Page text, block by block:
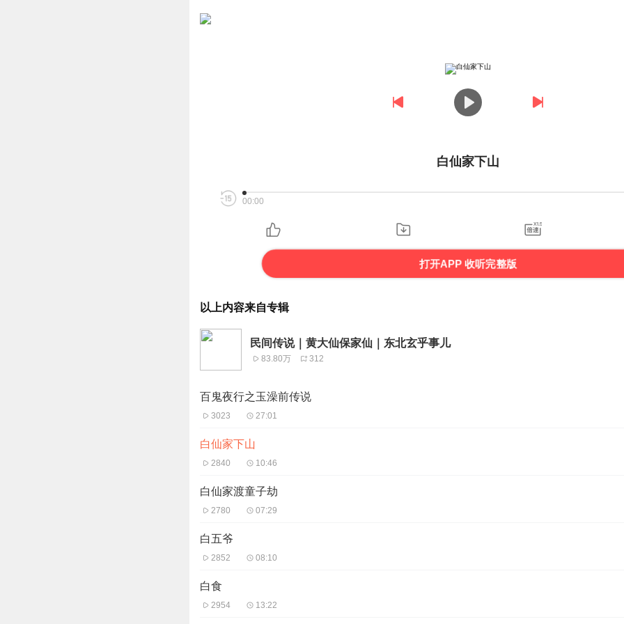
白仙家下山
00:00
打开APP 收听完整版
以上内容来自专辑
民间传说｜黄大仙保家仙｜东北玄乎事儿
83.80万 312
百鬼夜行之玉澡前传说
3023 27:01
白仙家下山
2840 10:46
白仙家渡童子劫
2780 07:29
白五爷
2852 08:10
白食
2954 13:22